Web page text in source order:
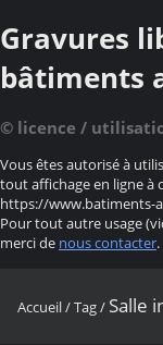
Gravures
bâtiments
© licence /
Vous êtes autorisé à
tout affichage en ligne à
https://www.batiments-
Pour tout autre usage
merci de nous contacter.
Accueil/Tag/ Salle